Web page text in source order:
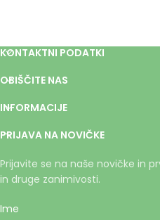
KONTAKTNI PODATKI
OBIŠČITE NAS
INFORMACIJE
PRIJAVA NA NOVIČKE
Prijavite se na naše novičke in
in druge zanimivosti.
Ime